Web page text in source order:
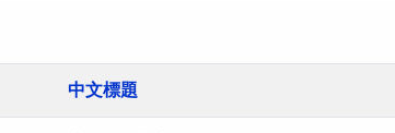
中文標題